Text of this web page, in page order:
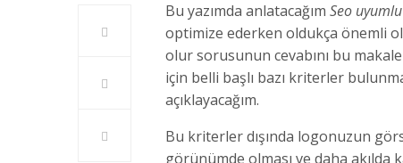
Bu yazımda anlatacağım Seo
optimize ederken oldukça önemli
olur sorusunun cevabını bu
için belli başlı bazı kriterler
açıklayacağım.
Bu kriterler dışında logonuzun
görünümde olması ve daha akılda